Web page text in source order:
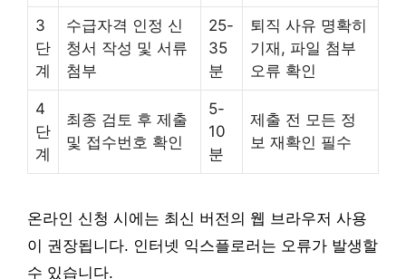
3
단
계
수급자격 인정 신
청서 작성 및 서류
첨부
25-
35
분
퇴직 사유 명확히
기재, 파일 첨부
오류 확인
4
단
계
최종 검토 후 제출
및 접수번호 확인
5-
10
분
제출 전 모든 정
보 재확인 필수
온라인 신청 시에는 최신 버전의 웹 브라우저 사용
이 권장됩니다. 인터넷 익스플로러는 오류가 발생할
수 있습니다.